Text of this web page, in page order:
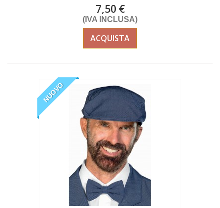
7,50 €
(IVA INCLUSA)
ACQUISTA
NUOVO